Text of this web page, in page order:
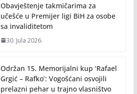
Obavještenje takmičarima za
učešće u Premijer ligi BiH za osobe
sa invaliditetom
30. Jula 2026.
Održan 15. Memorijalni kup ‘Rafael
Grgić – Rafko’: Vogošćani osvojili
prelazni pehar u trajno vlasništvo